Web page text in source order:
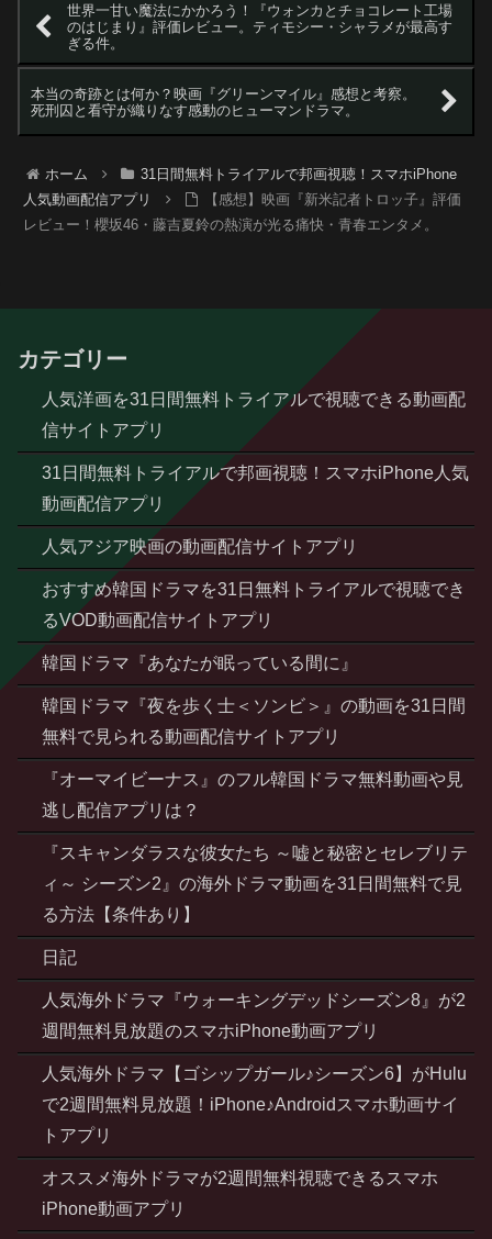
世界一甘い魔法にかかろう！『ウォンカとチョコレート工場
のはじまり』評価レビュー。ティモシー・シャラメが最高す
ぎる件。
本当の奇跡とは何か？映画『グリーンマイル』感想と考察。
死刑囚と看守が織りなす感動のヒューマンドラマ。
ホーム
31日間無料トライアルで邦画視聴！スマホiPhone
人気動画配信アプリ
【感想】映画『新米記者トロッ子』評価
レビュー！櫻坂46・藤吉夏鈴の熱演が光る痛快・青春エンタメ。
カテゴリー
人気洋画を31日間無料トライアルで視聴できる動画配
信サイトアプリ
31日間無料トライアルで邦画視聴！スマホiPhone人気
動画配信アプリ
人気アジア映画の動画配信サイトアプリ
おすすめ韓国ドラマを31日無料トライアルで視聴でき
るVOD動画配信サイトアプリ
韓国ドラマ『あなたが眠っている間に』
韓国ドラマ『夜を歩く士＜ソンビ＞』の動画を31日間
無料で見られる動画配信サイトアプリ
『オーマイビーナス』のフル韓国ドラマ無料動画や見
逃し配信アプリは？
『スキャンダラスな彼女たち ～嘘と秘密とセレブリテ
ィ～ シーズン2』の海外ドラマ動画を31日間無料で見
る方法【条件あり】
日記
人気海外ドラマ『ウォーキングデッドシーズン8』が2
週間無料見放題のスマホiPhone動画アプリ
人気海外ドラマ【ゴシップガール♪シーズン6】がHulu
で2週間無料見放題！iPhone♪Androidスマホ動画サイ
トアプリ
オススメ海外ドラマが2週間無料視聴できるスマホ
iPhone動画アプリ